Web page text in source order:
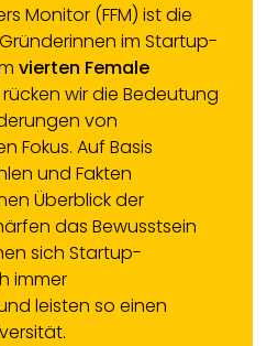
Monitor (FFM) ist die
im Startup-
vierten Female
rücken wir die Bedeutung
von
Fokus. Auf Basis
und Fakten
Überblick der
das Bewusstsein
sich Startup-
immer
leisten so einen